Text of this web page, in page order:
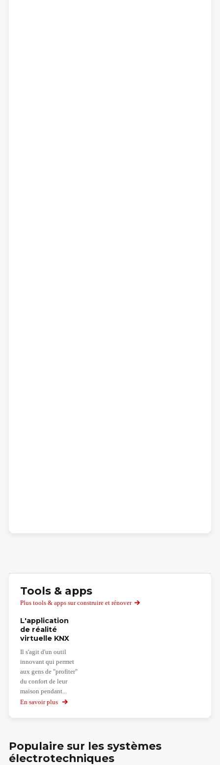
Tools & apps
Plus tools & apps sur construire et rénover
L'application
de réalité
virtuelle KNX
Il s'agit d'un outil
innovant qui permet
aux gens de "profiter"
du confort de leur
maison pendant...
En savoir plus
sur
KNX
Populaire sur les systèmes
électrotechniques